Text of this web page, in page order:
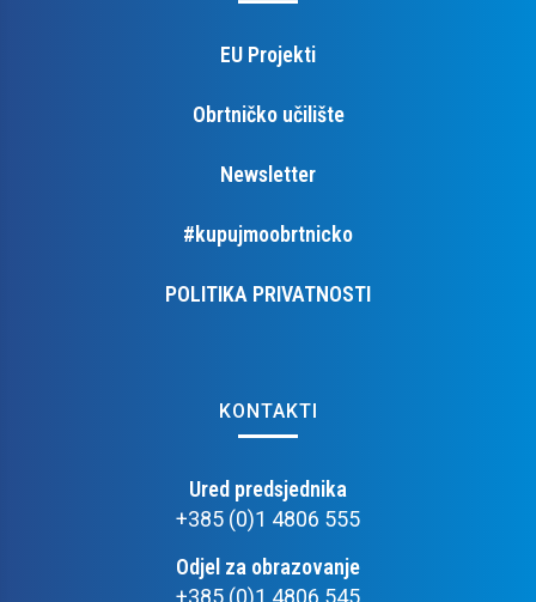
EU Projekti
Obrtničko učilište
Newsletter
#kupujmoobrtnicko
POLITIKA PRIVATNOSTI
KONTAKTI
Ured predsjednika
+385 (0)1 4806 555
Odjel za obrazovanje
+385 (0)1 4806 545